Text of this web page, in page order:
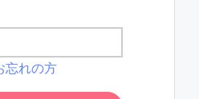
忘れの方